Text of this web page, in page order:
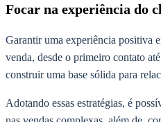
Focar na experiência do
Garantir uma experiência positiva
venda, desde o primeiro contato
construir uma base sólida para
Adotando essas estratégias, é